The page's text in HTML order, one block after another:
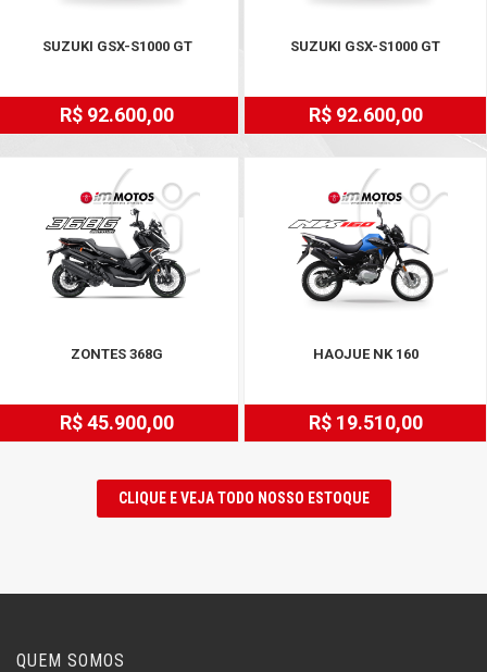
SUZUKI GSX-S1000 GT
R$ 92.600,00
SUZUKI GSX-S1000 GT
R$ 92.600,00
ZONTES 368G
R$ 45.900,00
HAOJUE NK 160
R$ 19.510,00
CLIQUE E VEJA TODO NOSSO ESTOQUE
QUEM SOMOS